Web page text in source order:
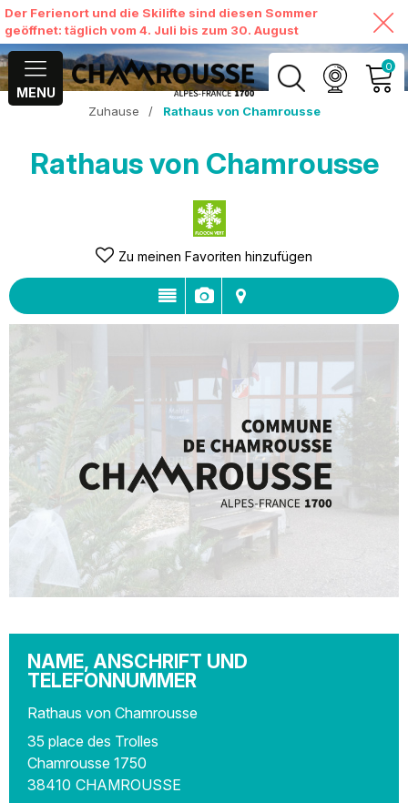
Der Ferienort und die Skilifte sind diesen Sommer
geöffnet: täglich vom 4. Juli bis zum 30. August
MENU
0
MEIN KONTO
MEINEN WARENKORB
Zuhause / Rathaus von Chamrousse
Rathaus von Chamrousse
Zu meinen Favoriten hinzufügen
NAME, ANSCHRIFT UND
TELEFONNUMMER
Rathaus von Chamrousse
35 place des Trolles
Chamrousse 1750
38410 CHAMROUSSE